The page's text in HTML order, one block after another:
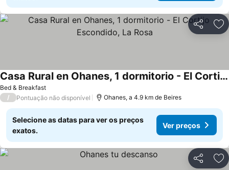
Partilhar
Bed & Breakfast
Casa Rural en Ohanes, 1 dormitorio - El Cortijo Escondido, La Rosa
/ Pontuação não disponível Ohanes, a 4.9 km de Beires
Selecione as datas para ver os preços
exatos.
Ver preços
Partilhar